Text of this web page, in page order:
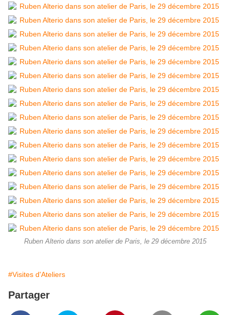
Ruben Alterio dans son atelier de Paris, le 29 décembre 2015
#Visites d'Ateliers
Partager